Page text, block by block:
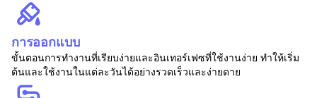
การออกแบบ
ขั้นตอนการทำงานที่เรียบง่ายและอินเทอร์เฟซที่ใช้งานง่าย ทำให้เริ่ม
ต้นและใช้งานในแต่ละวันได้อย่างรวดเร็วและง่ายดาย